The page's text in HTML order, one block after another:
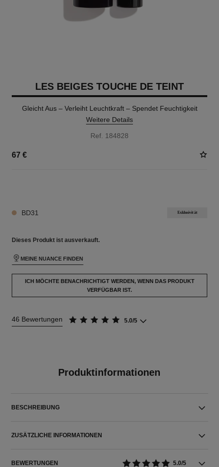
LES BEIGES TOUCHE DE TEINT
Gleicht Aus – Verleiht Leuchtkraft – Spendet Feuchtigkeit
Weitere Details
Ref. 184828
67 €
BD31 Exklusivität
Dieses Produkt ist ausverkauft.
MEINE NUANCE FINDEN
ICH MÖCHTE BENACHRICHTIGT WERDEN, WENN DAS PRODUKT
VERFÜGBAR IST.
46 Bewertungen 5.0/5
Produktinformationen
BESCHREIBUNG
ZUSÄTZLICHE INFORMATIONEN
BEWERTUNGEN 5.0/5